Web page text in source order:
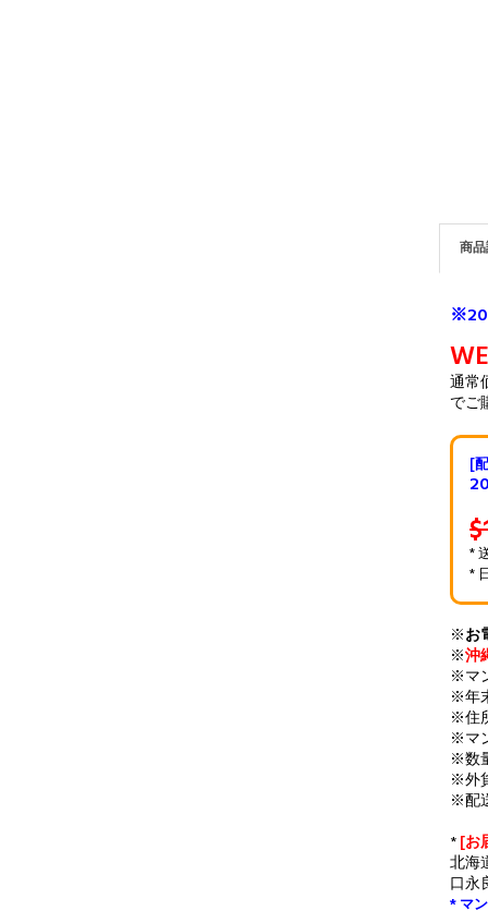
商
通常
でご
[
*
*
※お
※沖
※マ
※年
※住
※マ
※数
※外
※配
*[お
北海
口永
* マ